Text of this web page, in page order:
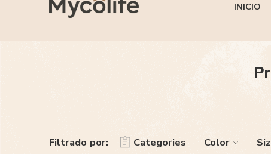
INICIO
Filtrado por: Categories Color